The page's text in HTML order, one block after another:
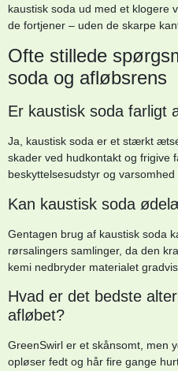
kaustisk soda ud med et klogere
de fortjener – uden de skarpe
Ofte stillede
soda og afløbsrens
Er kaustisk soda farligt
Ja, kaustisk soda er et stærkt
skader ved hudkontakt og frigive
beskyttelsesudstyr og varsomhed
Kan kaustisk soda
Gentagen brug af kaustisk soda
rørsalingers samlinger, da den
kemi nedbryder materialet
Hvad er det bedste
afløbet?
GreenSwirl er et skånsomt, men
opløser fedt og hår fire gange